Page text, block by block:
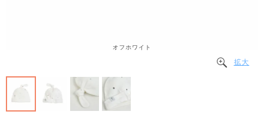
オフホワイト
拡大